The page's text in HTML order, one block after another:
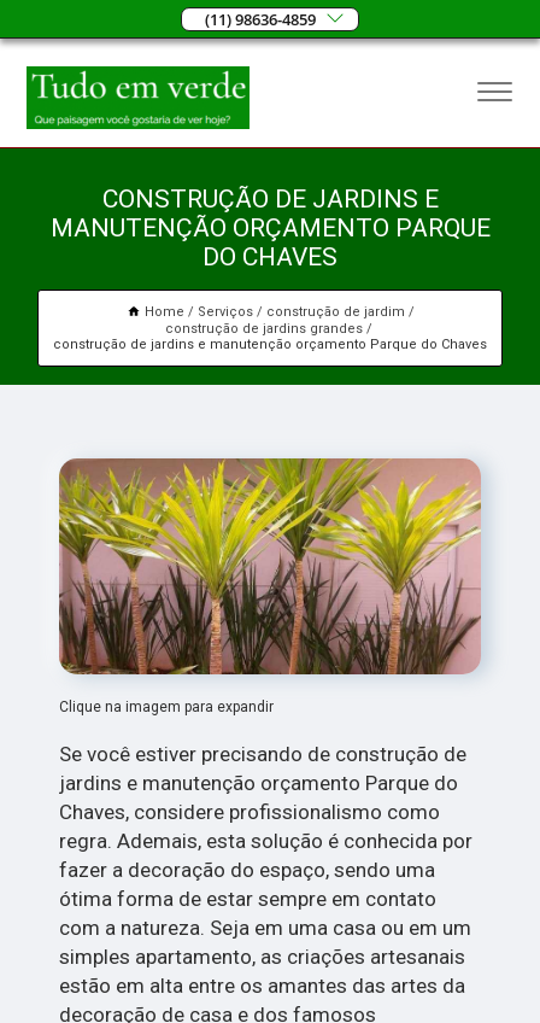
(11) 98636-4859
CONSTRUÇÃO DE JARDINS E
MANUTENÇÃO ORÇAMENTO PARQUE
DO CHAVES
Home Serviços
construção de jardim
construção de jardins grandes
construção de jardins e manutenção orçamento Parque do Chaves
Clique na imagem para expandir
Se você estiver precisando de construção de
jardins e manutenção orçamento Parque do
Chaves, considere profissionalismo como
regra. Ademais, esta solução é conhecida por
fazer a decoração do espaço, sendo uma
ótima forma de estar sempre em contato
com a natureza. Seja em uma casa ou em um
simples apartamento, as criações artesanais
estão em alta entre os amantes das artes da
decoração de casa e dos famosos